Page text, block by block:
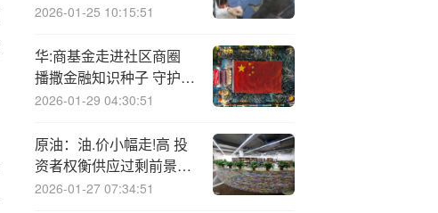
2026-01-25 10:15:51
华:商基金走进社区商圈
播撒金融知识种子 守护百
姓钱袋子丨北京公募基金
2026-01-29 04:30:51
原油：油.价小幅走!高 投
资者权衡供应过剩前景和
美国制裁影响
2026-01-27 07:34:51